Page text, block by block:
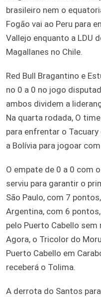
brasileiro nem o
Fogão vai ao Peru para
Vallejo enquanto a LDU
Magallanes no Chile.
Red Bull Bragantino e
no 0 a 0 no jogo
ambos dividem a
Na quarta rodada, O
para enfrentar o
a Bolívia para jogoar
O empate de 0 a 0 com
serviu para garantir o
São Paulo, com 7
Argentina, com 6
pelo Puerto Cabello
Agora, o Tricolor do
Puerto Cabello em
receberá o Tolima.
A derrota do Santos